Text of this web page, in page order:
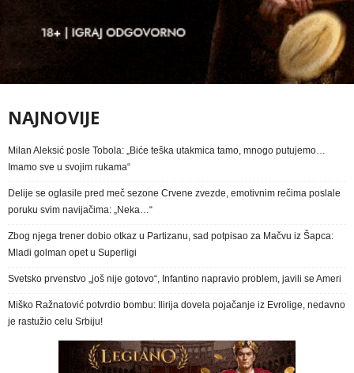
NAJNOVIJE
Milan Aleksić posle Tobola: „Biće teška utakmica tamo, mnogo putujemo…
Imamo sve u svojim rukama“
Delije se oglasile pred meč sezone Crvene zvezde, emotivnim rečima poslale
poruku svim navijačima: „Neka…“
Zbog njega trener dobio otkaz u Partizanu, sad potpisao za Mačvu iz Šapca:
Mladi golman opet u Superligi
Svetsko prvenstvo „još nije gotovo“, Infantino napravio problem, javili se Ameri
Miško Ražnatović potvrdio bombu: Ilirija dovela pojačanje iz Evrolige, nedavno
je rastužio celu Srbiju!